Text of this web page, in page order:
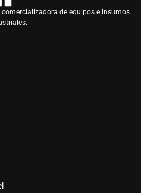
de equipos e insumos